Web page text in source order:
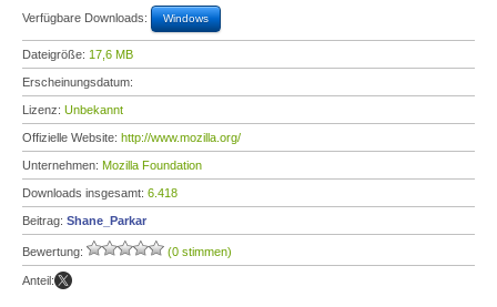
Verfügbare Downloads: Windows
Dateigröße: 17,6 MB
Erscheinungsdatum:
Lizenz: Unbekannt
Offizielle Website: http://www.mozilla.org/
Unternehmen: Mozilla Foundation
Downloads insgesamt: 6.418
Beitrag: Shane_Parkar
Bewertung: (0 stimmen)
Anteil: